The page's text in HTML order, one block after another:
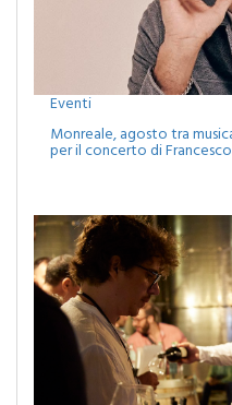
Eventi
Monreale, agosto tra
per il concerto di